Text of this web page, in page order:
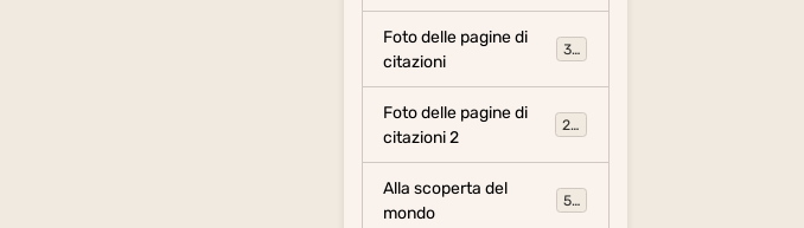
Foto delle pagine di
citazioni
317
Foto delle pagine di
citazioni 2
281
Alla scoperta del
mondo
54